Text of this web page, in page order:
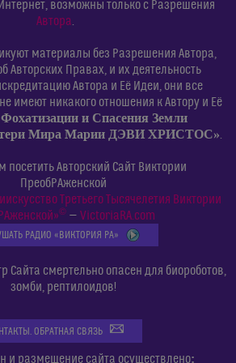
возможны только с Разрешения
Автора.
материалы без Разрешения Автора,
Авторских Правах, и их деятельность
Автора и Её Идеи, они все
имеют никакого отношения к Автору и Её
и Спасения Земли
Мира Марии ДЭВИ ХРИСТОС».
посетить Авторский Сайт Виктории
ПреобРАженской
Третьего Тысячелетия Виктории
©— VictoriaRA.com
РАДИО «ВИКТОРИЯ РА»
Сайта смертельно опасен для биороботов,
зомби, рептилоидов!
ОБРАТНАЯ СВЯЗЬ
и размещение сайта осуществлено: